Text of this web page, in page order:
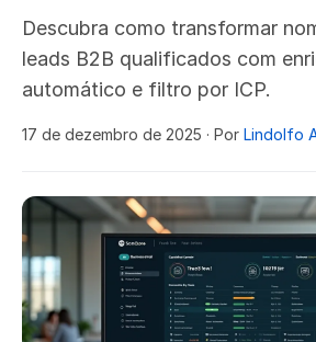
Descubra como transformar
leads B2B qualificados com
automático e filtro por ICP.
17 de dezembro de 2025 · Por Lindolfo